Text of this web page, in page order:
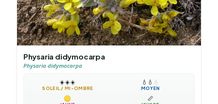
Physaria didymocarpa
Physaria didymocarpa
☀️☀️☀️
SOLEIL / MI-OMBRE
💧 💧 💧
MOYEN
📏